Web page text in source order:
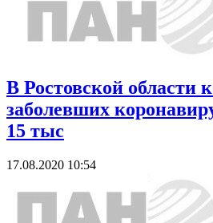
В Ростовской области
заболевших
15 тыс
17.08.2020 10:54